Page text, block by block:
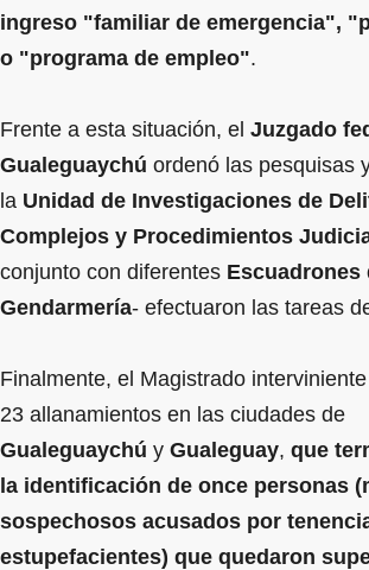
ingreso "familiar de emergencia",
o "programa de empleo".
Frente a esta situación, el Juzgado
Gualeguaychú ordenó las pesquisas
la Unidad de Investigaciones de
Complejos y Procedimientos
conjunto con diferentes Escuadrones
Gendarmería- efectuaron las tareas
Finalmente, el Magistrado
23 allanamientos en las ciudades de
Gualeguaychú y Gualeguay, que
la identificación de once personas
sospechosos acusados por
estupefacientes) que quedaron